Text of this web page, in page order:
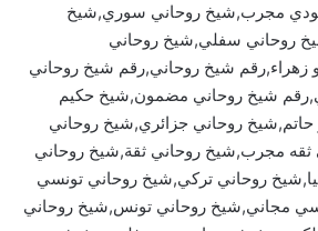
مجرب,شيخ روحاني سوري,شيخ
روحاني سفلي,شيخ روحاني
زهراء,رقم شيخ روحاني,رقم شيخ روحاني
شيخ روحاني مضمون,شيخ حكيم
حاتم,شيخ روحاني جزائري,شيخ روحاني
مجرب,شيخ روحاني ثقة,شيخ روحاني
روحاني تركي,شيخ روحاني تونسي
مجاني,شيخ روحاني تونس,شيخ روحاني